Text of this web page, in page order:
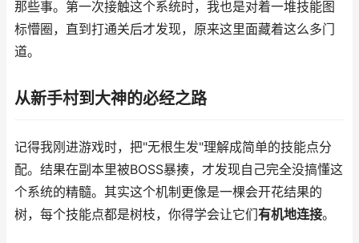
那些事。第一次接触这个系统时，我也是对着一堆技能图
标懵圈，直到打通关后才发现，原来这里面藏着这么多门
道。
从新手村到大神的必经之路
记得我刚进游戏时，把"无根生发"理解成简单的技能点分
配。结果在副本里被BOSS暴揍，才发现自己完全没搞懂这
个系统的精髓。其实这个机制更像是一棵会开花结果的
树，每个技能点都是树枝，你得学会让它们有机地连接。